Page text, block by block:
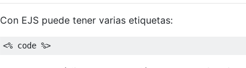
Con EJS puede tener varias etiquetas:
<% code %>